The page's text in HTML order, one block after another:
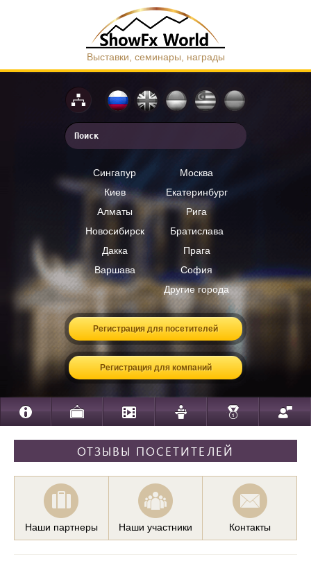
Выставки, семинары, награды
Сингапур
Москва
Киев
Екатеринбург
Алматы
Рига
Новосибирск
Братислава
Дакка
Прага
Варшава
София
Другие города
Регистрация для посетителей
Регистрация для компаний
ОТЗЫВЫ ПОСЕТИТЕЛЕЙ
Наши партнеры Наши участники Контакты